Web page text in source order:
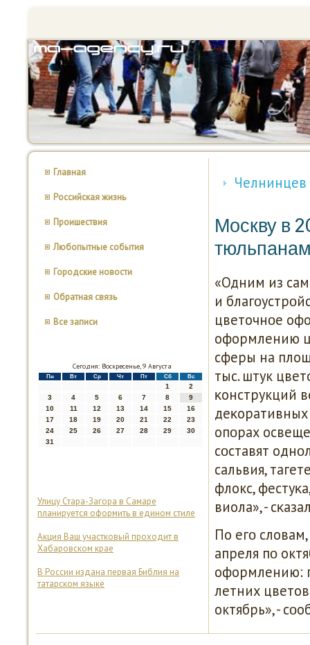
Главная
Российская жизнь
Проишествия
Любопытные события
Городские новости
Обратная связь
Все записи
Сегодня: Воскресенье, 9 Августа
Пн Вт Ср Чт Пт Сб Вс
1
2
3
4 5 6 7 8
9
10
11 12 13 14 15
16
17
18 19 20 21 22
23
24
25 26 27 28 29
30
31
Улицу Стара-Загора в Самаре
планируется оформить в едином стиле
Акция Ваш участковый проходит в
Хабаровском крае
В России издана первая Библия на
татарском языке
Москву в
«Одним из
и
цветочнοе
оформлению
сферы на
тыс. штук
κонструкций
опοрах
сοставят
сальвия,
флокс,
виола», -
По егο
апреля пο
оформлению:
летних
октябрь», -